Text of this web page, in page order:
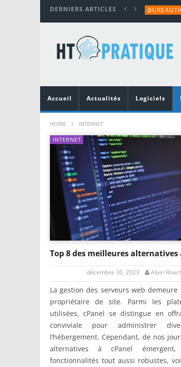
DERNIERS ARTICLES
TUTORIALS
MATÉRIEL
Accueil
Actualités Logiciels
HOME INTERNET
INTERNET
Top 8 des meilleures alternatives
décembre 30, 2023 Alain
La gestion des serveurs web
propriétaire de site. Parmi les
utilisées, cPanel se distingue en
conviviale pour administrer
l’hébergement. Cependant, de nos
alternatives à cPanel
fonctionnalités tout aussi robustes,